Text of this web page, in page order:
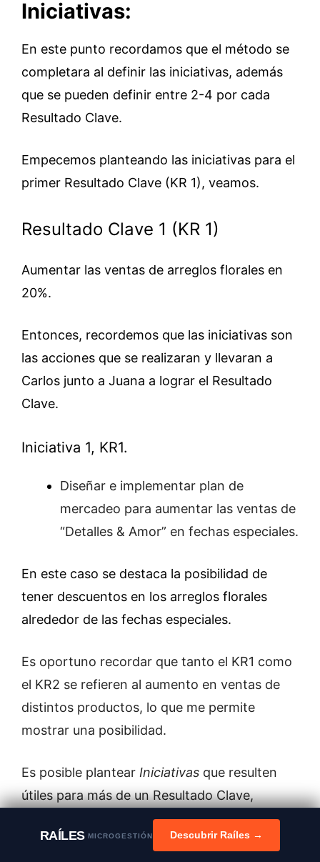
Iniciativas:
En este punto recordamos que el método se
completara al definir las iniciativas, además
que se pueden definir entre 2-4 por cada
Resultado Clave.
Empecemos planteando las iniciativas para el
primer Resultado Clave (KR 1), veamos.
Resultado Clave 1 (KR 1)
Aumentar las ventas de arreglos florales en
20%.
Entonces, recordemos que las iniciativas son
las acciones que se realizaran y llevaran a
Carlos junto a Juana a lograr el Resultado
Clave.
Iniciativa 1, KR1.
Diseñar e implementar plan de
mercadeo para aumentar las ventas de
“Detalles & Amor” en fechas especiales.
En este caso se destaca la posibilidad de
tener descuentos en los arreglos florales
alrededor de las fechas especiales.
Es oportuno recordar que tanto el KR1 como
el KR2 se refieren al aumento en ventas de
distintos productos, lo que me permite
mostrar una posibilidad.
Es posible plantear Iniciativas que resulten
útiles para más de un Resultado Clave,
exactamente esto es lo que nos permitirá la
Iniciativa 1del KR1.
RAÍLESMICROGESTIÓN Descubrir Raíles →